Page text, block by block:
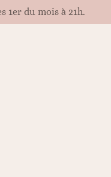
1er du mois à 21h.